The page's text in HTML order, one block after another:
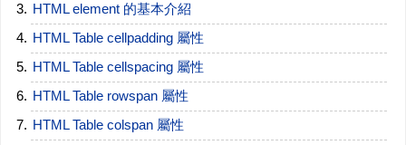
HTML element 的基本介紹
HTML Table cellpadding 屬性
HTML Table cellspacing 屬性
HTML Table rowspan 屬性
HTML Table colspan 屬性